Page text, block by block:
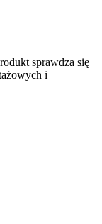
sprawdza się
i